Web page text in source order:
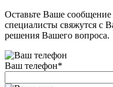
Оставьте Ваше
специалисты свяжутся с
решения Вашего вопроса.
Ваш телефон*
Добавляйте
в корзину
Оплачивайте